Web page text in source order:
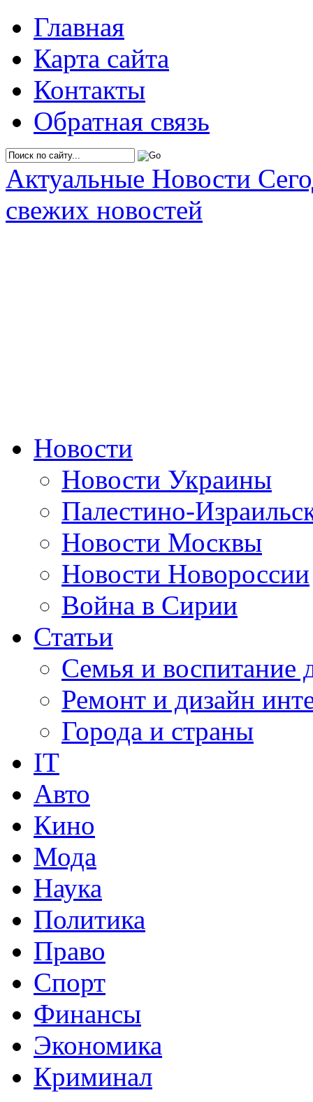
Главная
Карта сайта
Контакты
Обратная связь
Актуальные Новости
свежих новостей
Новости
Новости Украины
Палестино-
Новости Москвы
Новости Новороссии
Война в Сирии
Статьи
Семья и воспитание
Ремонт и дизайн
Города и страны
IT
Авто
Кино
Мода
Наука
Политика
Право
Спорт
Финансы
Экономика
Криминал